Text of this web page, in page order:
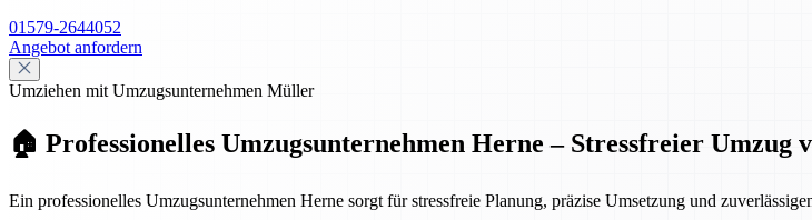
01579-2644052
Angebot anfordern
Umziehen mit Umzugsunternehmen Müller
🏠 Professionelles Umzugsunternehmen Herne – Stressfreier Umzug
Ein professionelles Umzugsunternehmen Herne sorgt für stressfreie Planung, präzise Umsetzung und